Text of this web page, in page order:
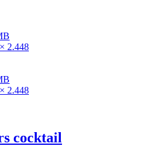
2.448
2.448
cocktail